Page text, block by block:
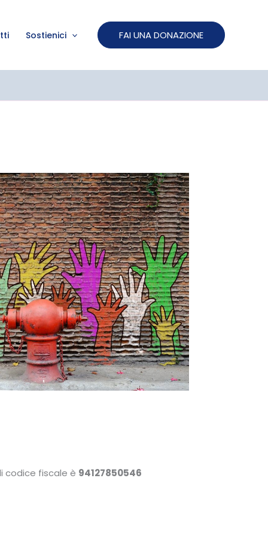
Sostienici FAI UNA DONAZIONE
codice fiscale è 94127850546